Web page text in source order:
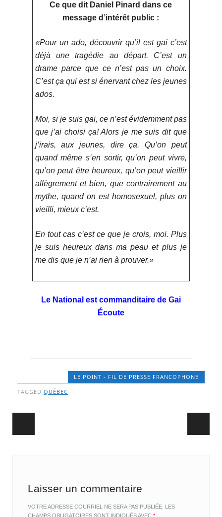
Ce que dit Daniel Pinard dans ce
message d’intérêt public :
«Pour un ado, découvrir qu’il est gai c’est
déjà une tragédie au départ. C’est un
drame parce que ce n’est pas un choix.
C’est ça qui est si énervant chez les jeunes
ados.
Moi, si je suis gai, ce n’est évidemment pas
que j’ai choisi ça! Alors je me suis dit que
j’irais, aux jeunes, dire ça. Qu’on peut
quand même s’en sortir, qu’on peut vivre,
qu’on peut être heureux, qu’on peut vieillir
allègrement et bien, que contrairement au
mythe, quand on est homosexuel, plus on
vieilli, mieux c’est.
En tout cas c’est ce que je crois, moi. Plus
je suis heureux dans ma peau et plus je
me dis que je n’ai rien à prouver.»
Le National est commanditaire de Gai
Écoute
LE POINT - FIL DE PRESSE FRANCOPHONE
TAGGEDQUÉBEC
Post navigation
Laisser un commentaire
VOTRE ADRESSE COURRIEL NE SERA PAS PUBLIÉE. LES
CHAMPS OBLIGATOIRES SONT INDIQUÉS AVEC*